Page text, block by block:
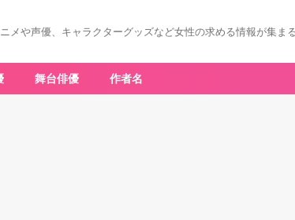
メや声優、キャラクターグッズなど女性の求める情報が集ま
舞台俳優 作者名